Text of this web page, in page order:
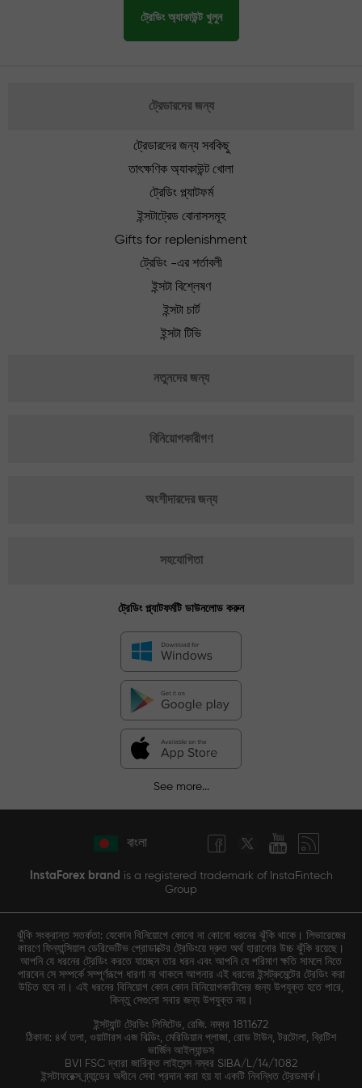
ট্রেডিং অ্যাকাউন্ট খুলুন
ট্রেডারদের জন্য
ট্রেডারদের জন্য সবকিছু
তাৎক্ষণিক অ্যাকাউন্ট খোলা
ট্রেডিং প্ল্যাটফর্ম
ইন্সটাট্রেড বোনাসসমূহ
Gifts for replenishment
ট্রেডিং -এর শর্তাবলী
ইন্সটা বিশ্লেষণ
ইন্সটা চার্ট
ইন্সটা টিভি
নতুনদের জন্য
বিনিয়োগকারীগণ
অংশীদারদের জন্য
সহযোগিতা
ট্রেডিং প্ল্যাটফর্মটি ডাউনলোড করুন
See more...
বাংলা
InstaForex brand is a registered trademark of InstaFintech
Group
ঝুঁকি সংক্রান্ত সতর্কতা: যেকোন বিনিয়োগে কোনো না কোনো ধরনের ঝুঁকি থাকে। লিভারেজের
কারণে ফিন্যান্সিয়াল ডেরিভেটিভ প্রোডাক্টের ট্রেডিংয়ে দ্রুত অর্থ হারানোর উচ্চ ঝুঁকি রয়েছে।
আপনি যে ধরনের ট্রেডিং করতে যাচ্ছেন তার ধরন এবং আপনি যে পরিমাণ ক্ষতি সামলে নিতে
পারবেন সে সম্পর্কে সম্পূর্ণরূপে ধারণা না থাকলে আপনার এই ধরনের ইন্সট্রুমেন্টের ট্রেডিং করা
উচিত হবে না। এই ধরনের বিনিয়োগ কোন কোন বিনিয়োগকারীদের জন্য উপযুক্ত হতে পারে,
কিন্তু সেগুলো সবার জন্য উপযুক্ত নয়।
ইন্সট্যান্ট ট্রেডিং লিমিটেড, রেজি. নম্বর 1811672
ঠিকানা: ৪র্থ তলা, ওয়াটারস এজ বিল্ডিং, মেরিডিয়ান প্লাজা, রোড টাউন, টরটোলা, ব্রিটিশ
ভার্জিন আইল্যান্ডস
BVI FSC দ্বারা জারিকৃত লাইসেন্স নম্বর SIBA/L/14/1082
ইন্সটাফরেক্স ব্র্যান্ডের অধীনে সেবা প্রদান করা হয় যা একটি নিবন্ধিত ট্রেডমার্ক।